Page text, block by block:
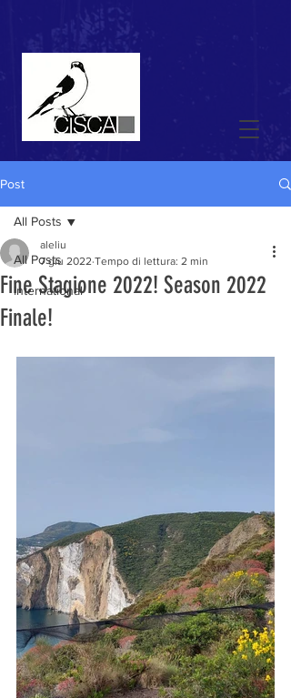
Post
All Posts
international
All Posts
Fine Stagione 2022! Season 2022
Finale!
aleliu
7 giu 2022 Tempo di lettura: 2 min